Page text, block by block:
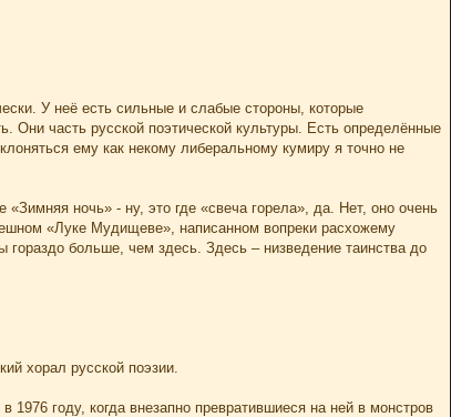
У неё есть сильные и слабые стороны, которые
Они часть русской поэтической культуры. Есть определённые
ему как некому либеральному кумиру я точно не
ночь» - ну, это где «свеча горела», да. Нет, оно очень
«Луке Мудищеве», написанном вопреки расхожему
больше, чем здесь. Здесь – низведение таинства до
хорал русской поэзии.
году, когда внезапно превратившиеся на ней в монстров